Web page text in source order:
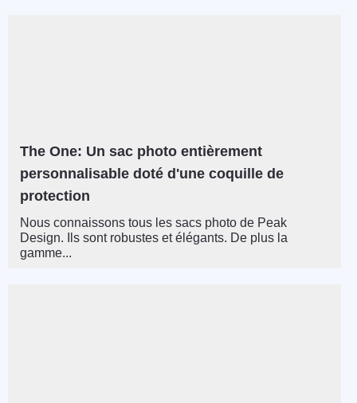
The One: Un sac photo entièrement
personnalisable doté d'une coquille de
protection
Nous connaissons tous les sacs photo de Peak
Design. Ils sont robustes et élégants. De plus la
gamme...